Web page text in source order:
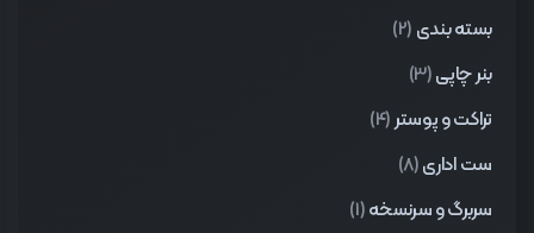
بسته بندی (2)
بنر چاپی(3)
تراکت و پوستر(4)
ست اداری(8)
سربرگ و سرنسخه(1)